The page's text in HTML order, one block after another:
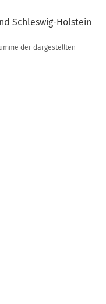
Schleswig-Holstein
der dargestellten